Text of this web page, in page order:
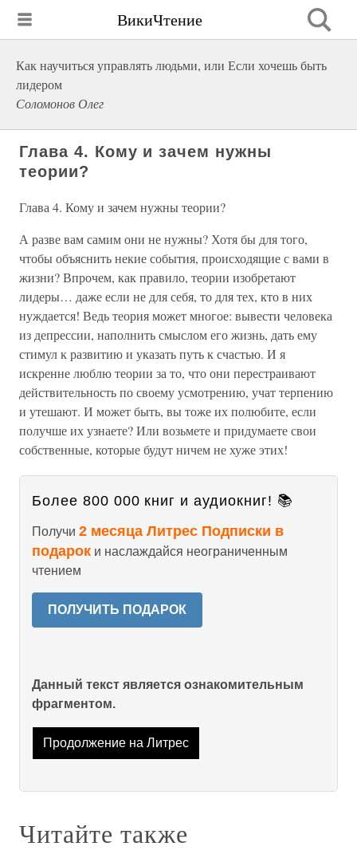
ВикиЧтение
Как научиться управлять людьми, или Если хочешь быть
лидером
Соломонов Олег
Глава 4. Кому и зачем нужны
теории?
Глава 4. Кому и зачем нужны теории?
А разве вам самим они не нужны? Хотя бы для того,
чтобы объяснить некие события, происходящие с вами в
жизни? Впрочем, как правило, теории изобретают
лидеры… даже если не для себя, то для тех, кто в них
нуждается! Ведь теория может многое: вывести человека
из депрессии, наполнить смыслом его жизнь, дать ему
стимул к развитию и указать путь к счастью. И я
искренне люблю теории за то, что они перестраивают
действительность по своему усмотрению, учат терпению
и утешают. И может быть, вы тоже их полюбите, если
получше их узнаете? Или возьмете и придумаете свои
собственные, которые будут ничем не хуже этих!
Более 800 000 книг и аудиокниг! 📚
Получи 2 месяца Литрес Подписки в
подарок и наслаждайся неограниченным
чтением
ПОЛУЧИТЬ ПОДАРОК
Данный текст является ознакомительным
фрагментом.
Продолжение на Литрес
Читайте также